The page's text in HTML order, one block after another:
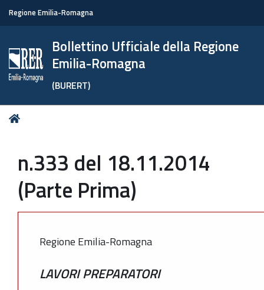
Regione Emilia-Romagna
Bollettino Ufficiale della Regione
Emilia-Romagna
(BURERT)
Tu
n.333 del 18.11.2014
(Parte Prima)
Regione Emilia-Romagna
LAVORI PREPARATORI